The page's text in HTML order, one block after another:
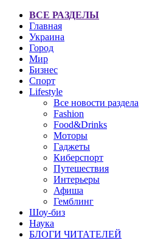
ВСЕ РАЗДЕЛЫ
Главная
Украина
Город
Мир
Бизнес
Спорт
Lifestyle
Все новости раздела
Fashion
Food&Drinks
Моторы
Гаджеты
Киберспорт
Путешествия
Интерьеры
Афиша
Гемблинг
Шоу-биз
Наука
БЛОГИ ЧИТАТЕЛЕЙ